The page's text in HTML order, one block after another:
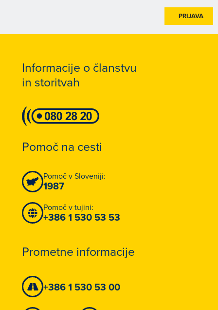
PRIJAVA
Informacije o članstvu
in storitvah
Pomoč na cesti
Pomoč v Sloveniji:
1987
Pomoč v tujini:
+386 1 530 53 53
Prometne informacije
+386 1 530 53 00